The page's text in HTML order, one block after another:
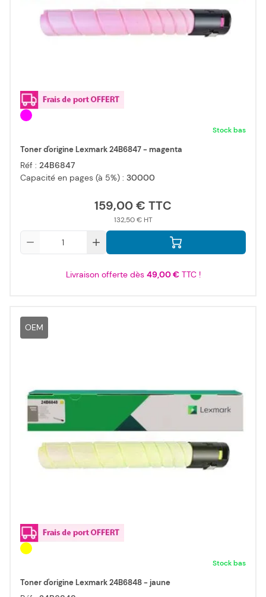
Stock bas
Toner d'origine Lexmark 24B6847 - magenta
Réf : 24B6847
Capacité en pages (à 5%) : 30000
159,00 €
132,50 €
Livraison offerte dès 49,00 €TTC !
OEM
Stock bas
Toner d'origine Lexmark 24B6848 - jaune